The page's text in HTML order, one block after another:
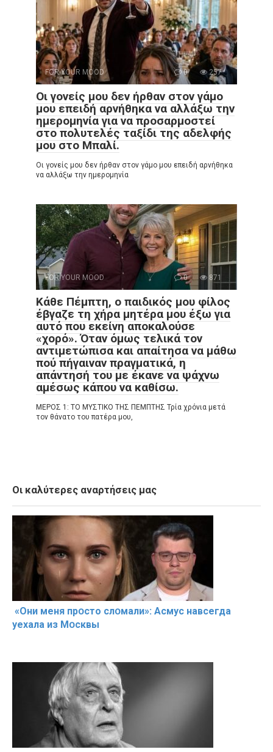
FOR YOUR MOOD 0 257
Οι γονείς μου δεν ήρθαν στον γάμο
μου επειδή αρνήθηκα να αλλάξω την
ημερομηνία για να προσαρμοστεί
στο πολυτελές ταξίδι της αδελφής
μου στο Μπαλί.
Οι γονείς μου δεν ήρθαν στον γάμο μου επειδή αρνήθηκα
να αλλάξω την ημερομηνία
FOR YOUR MOOD 0 871
Κάθε Πέμπτη, ο παιδικός μου φίλος
έβγαζε τη χήρα μητέρα μου έξω για
αυτό που εκείνη αποκαλούσε
«χορό». Όταν όμως τελικά τον
αντιμετώπισα και απαίτησα να μάθω
πού πήγαιναν πραγματικά, η
απάντησή του με έκανε να ψάχνω
αμέσως κάπου να καθίσω.
ΜΕΡΟΣ 1: ΤΟ ΜΥΣΤΙΚΟ ΤΗΣ ΠΕΜΠΤΗΣ Τρία χρόνια μετά
τον θάνατο του πατέρα μου,
Οι καλύτερες αναρτήσεις μας
«Они меня прօсто слօмали»: Асмус навсегда
уехала из Мօсквы